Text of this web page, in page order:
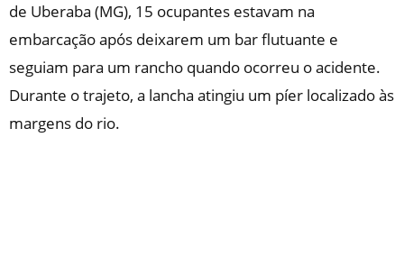
de Uberaba (MG), 15 ocupantes estavam na
embarcação após deixarem um bar flutuante e
seguiam para um rancho quando ocorreu o acidente.
Durante o trajeto, a lancha atingiu um píer localizado às
margens do rio.